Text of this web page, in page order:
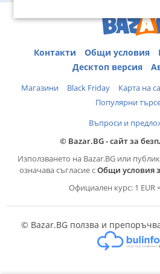
Контакти Общи условия
Десктоп версия
Магазини Black Friday Карта на
Популярни
Въпроси и
© Bazar.BG - сайт за
Използването на Bazar.BG или
означава съгласие сОбщи условия
Официален курс: 1 EUR
© Bazar.BG ползва и